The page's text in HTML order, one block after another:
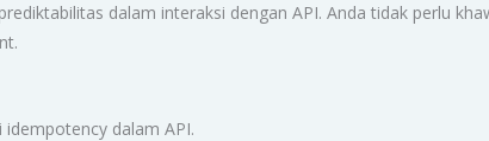
dalam interaksi dengan API. Anda tidak perlu
dalam API.